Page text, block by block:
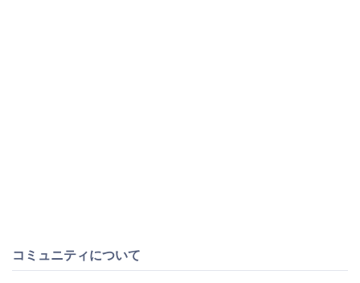
コミュニティについて